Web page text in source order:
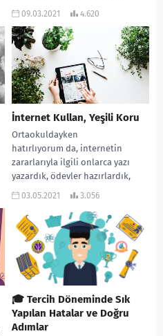
seneyi devriyesindeyiz. Tam bir
09.03.2021 4.620
İnternet Kullan, Yeşili Koru
Ortaokuldayken
hatırlıyorum da, internetin
zararlarıyla ilgili onlarca yazı
yazardık, ödevler hazırlardık,
bunlarla ilgili makaleler
kültürünün henüz kazanılmadığı,
bu...
03.05.2021 3.056
🎓 Tercih Döneminde Sık
Yapılan Hatalar ve Doğru
Adımlar